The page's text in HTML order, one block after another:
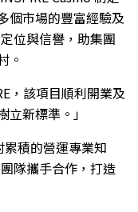
個市場的豐富經驗及
位與信譽，助集團
。
，該項目順利開業及
新標準。」
累積的營運專業知
隊攜手合作，打造